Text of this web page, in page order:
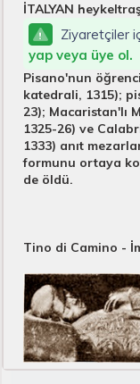
i
İTALYAN
Ziyaretçiler
yap veya üye ol.
Pisano'nun
katedrali, 1315);
23); Macaristan'lı
1325-26) ve
1333) anıt
formunu ortaya
de öldü.
Tino di Camino -